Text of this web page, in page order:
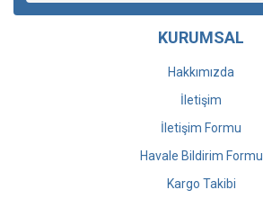
KURUMSAL
Hakkımızda
İletişim
İletişim Formu
Havale Bildirim Formu
Kargo Takibi